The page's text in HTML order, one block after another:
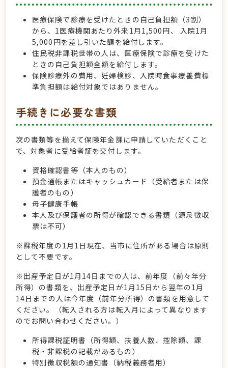
医療保険で診療を受けたときの自己負担額（3割）
から、1医療機関あたり外来1月1,500円、 入院1月
5,000円を差し引いた額を給付します。
住民税非課税世帯の人は、医療保険で診療を受けた
ときの自己負担額全額を給付します。
保険診療外の費用、妊婦検診、入院時食事療養費標
準負担額は給付対象ではありません。
手続きに必要な書類
次の書類等を揃えて保険年金課に申請していただくこと
で、対象者に受給者証を交付します。
資格確認書等（本人のもの）
預金通帳またはキャッシュカード（受給者または保
護者のもの）
母子健康手帳
本人及び保護者の所得が確認できる書類（源泉徴収
票は不可）
※課税年度の1月1日現在、当市に住所がある場合は原則
として不要です。
※出産予定日が1月14日までの人は、前年度（前々年分
所得）の書類を、出産予定日が1月15日から翌年の1月
14日までの人は今年度（前年分所得）の書類を用意して
ください。（転入される方は転入月によって異なります
のでお問い合わせください。）
所得課税証明書（所得額、扶養人数、控除額、課
税・非課税の記載があるもの）
特別徴収税額の通知書（納税義務者用）